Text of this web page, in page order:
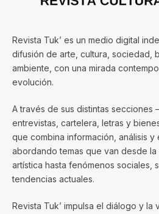
Revista Tuk’ es un medio digital
difusión de arte, cultura, sociedad,
ambiente, con una mirada
evolución.
A través de sus distintas secciones
entrevistas, cartelera, letras y
que combina información, análisis y
abordando temas que van desde
artística hasta fenómenos sociales,
tendencias actuales.
Revista Tuk’ impulsa el diálogo y la